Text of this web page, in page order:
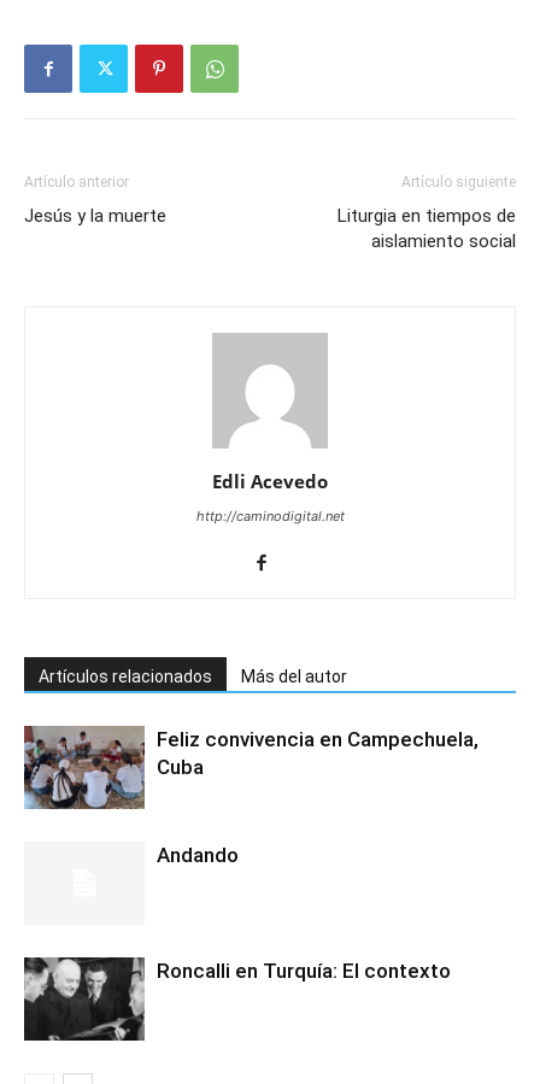
Artículo anterior
Jesús y la muerte
Artículo siguiente
Liturgia en tiempos de
aislamiento social
Edli Acevedo
http://caminodigital.net
Artículos relacionados Más del autor
Feliz convivencia en Campechuela,
Cuba
Andando
Roncalli en Turquía: El contexto